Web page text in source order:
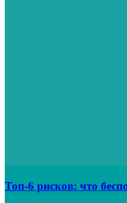
Топ-6 рисков: что